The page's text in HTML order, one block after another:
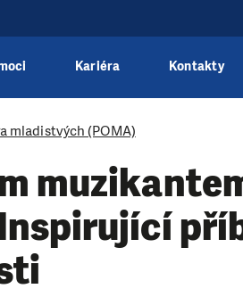
Kariéra Kontakty
mladistvých (POMA)